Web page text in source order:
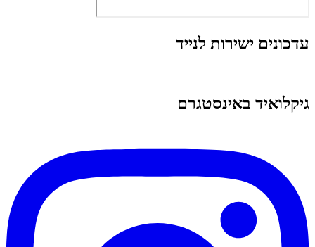
עדכונים ישירות לנייד
גיקלואיד באינסטגרם